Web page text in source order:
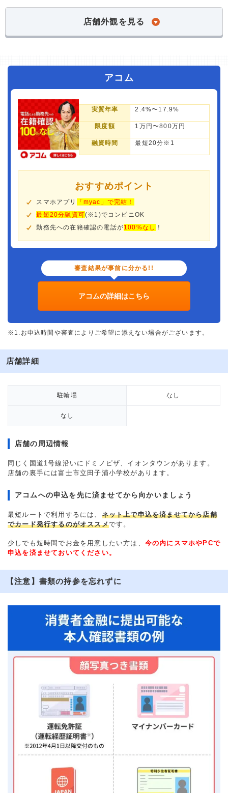
店舗外観を見る
アコム
実質年率 2.4%〜17.9%
限度額 1万円〜800万円
融資時間 最短20分※1
おすすめポイント
スマホアプリ
「myac」で完結！
最短20分融資可(※1)でコンビニOK
勤務先への在籍確認の電話が100%なし ！
審査結果が事前に分かる!!
アコムの詳細はこちら
※1.お申込時間や審査によりご希望に添えない場合がございます。
店舗詳細
駐輪場 なし
なし
店舗の周辺情報
同じく国道1号線沿いにドミノピザ、イオンタウンがあります。
店舗の裏手には富士市立田子浦小学校があります。
アコムへの申込を先に済ませてから向かいましょう
最短ルートで利用するには、 ネット上で申込を済ませてから店舗
でカード発行するのがオススメです。
少しでも短時間でお金を用意したい方は、 今の内にスマホやPCで
申込を済ませておいてください。
【注意】書類の持参を忘れずに